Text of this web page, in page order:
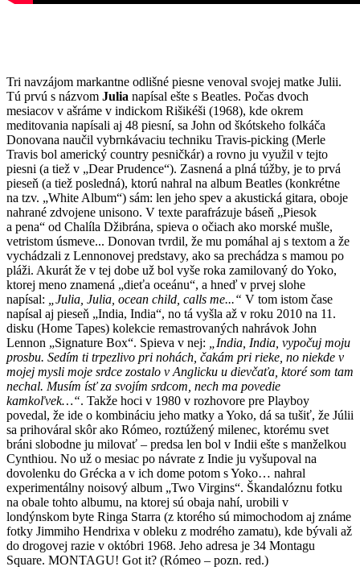
Tri navzájom markantne odlišné piesne venoval svojej matke Julii.
Tú prvú s názvom Julia napísal ešte s Beatles. Počas dvoch
mesiacov v ašráme v indickom Rišikéši (1968), kde okrem
meditovania napísali aj 48 piesní, sa John od škótskeho folkáča
Donovana naučil vybrnkávaciu techniku Travis-picking (Merle
Travis bol americký country pesničkár) a rovno ju využil v tejto
piesni (a tiež v „Dear Prudence“). Zasnená a plná túžby, je to prvá
pieseň (a tiež posledná), ktorú nahral na album Beatles (konkrétne
na tzv. „White Album“) sám: len jeho spev a akustická gitara, oboje
nahrané zdvojene unisono. V texte parafrázuje báseň „Piesok
a pena“ od Chalíla Džibrána, spieva o očiach ako morské mušle,
vetristom úsmeve... Donovan tvrdil, že mu pomáhal aj s textom a že
vychádzali z Lennonovej predstavy, ako sa prechádza s mamou po
pláži. Akurát že v tej dobe už bol vyše roka zamilovaný do Yoko,
ktorej meno znamená „dieťa oceánu“, a hneď v prvej slohe
napísal:
„Julia, Julia, ocean child, calls me...“ V tom istom čase
napísal aj pieseň „India, India“, no tá vyšla až v roku 2010 na 11.
disku (Home Tapes) kolekcie remastrovaných nahrávok John
Lennon „Signature Box“. Spieva v nej:
India, India, vypočuj moju
prosbu. Sedím ti trpezlivo pri nohách, čakám pri rieke, no niekde v
mojej mysli moje srdce zostalo v Anglicku u dievčaťa, ktoré som tam
nechal. Musím ísť za svojím srdcom, nech ma povedie
kamkoľvek…“. Takže hoci v 1980 v rozhovore pre Playboy
povedal, že ide o kombináciu jeho matky a Yoko, dá sa tušiť, že Júlii
sa prihováral skôr ako Rómeo, roztúžený milenec, ktorému svet
bráni slobodne ju milovať – predsa len bol v Indii ešte s manželkou
Cynthiou. No už o mesiac po návrate z Indie ju vyšupoval na
dovolenku do Grécka a v ich dome potom s Yoko… nahral
experimentálny noisový album „Two Virgins“. Škandalóznu fotku
na obale tohto albumu, na ktorej sú obaja nahí, urobili v
londýnskom byte Ringa Starra (z ktorého sú mimochodom aj známe
fotky Jimmiho Hendrixa v obleku z modrého zamatu), kde bývali až
do drogovej razie v októbri 1968. Jeho adresa je 34 Montagu
Square. MONTAGU! Got it? (Rómeo – pozn. red.)